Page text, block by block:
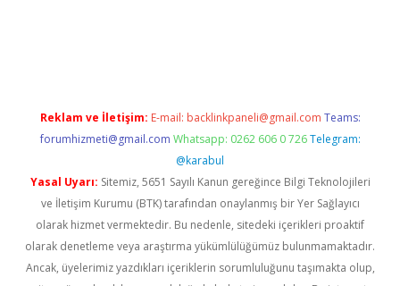
Reklam ve İletişim: E-mail: backlinkpaneli@gmail.com Teams:
forumhizmeti@gmail.com Whatsapp: 0262 606 0 726 Telegram:
@karabul
Yasal Uyarı: Sitemiz, 5651 Sayılı Kanun gereğince Bilgi Teknolojileri
ve İletişim Kurumu (BTK) tarafından onaylanmış bir Yer Sağlayıcı
olarak hizmet vermektedir. Bu nedenle, sitedeki içerikleri proaktif
olarak denetleme veya araştırma yükümlülüğümüz bulunmamaktadır.
Ancak, üyelerimiz yazdıkları içeriklerin sorumluluğunu taşımakta olup,